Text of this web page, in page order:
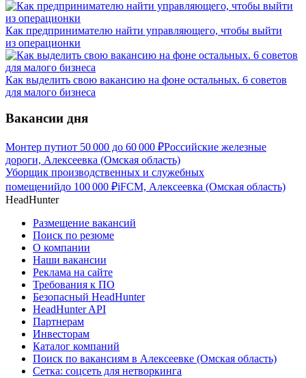
Как предпринимателю найти управляющего, чтобы выйти
из операционки
Как выделить свою вакансию на фоне остальных. 6 советов
для малого бизнеса
Вакансии дня
Монтер путиот 50 000 до 60 000 ₽Российские железные
дороги, Алексеевка (Омская область)
Уборщик производственных и служебных
помещенийдо 100 000 ₽iFCM, Алексеевка (Омская область)
HeadHunter
Размещение вакансий
Поиск по резюме
О компании
Наши вакансии
Реклама на сайте
Требования к ПО
Безопасный HeadHunter
HeadHunter API
Партнерам
Инвесторам
Каталог компаний
Поиск по вакансиям в Алексеевке (Омская область)
Сетка: соцсеть для нетворкинга